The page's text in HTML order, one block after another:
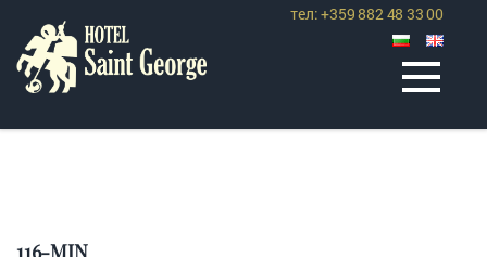
тел: +359 882 48 33 00
116-MIN